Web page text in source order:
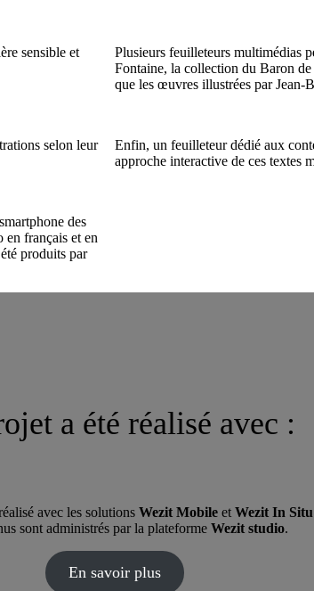
sensible et
Plusieurs feuilleteurs multimédias
Fontaine, la collection du Baron
que les œuvres illustrées par Jean-
selon leur
Enfin, un feuilleteur dédié aux
approche interactive de ces textes
des
en français et en
produits par
a été réalisé avec :
avec les solutions Wezit Mobileet Wezit In Situ
sont administrés par la plateforme Wezit studio.
En savoir plus